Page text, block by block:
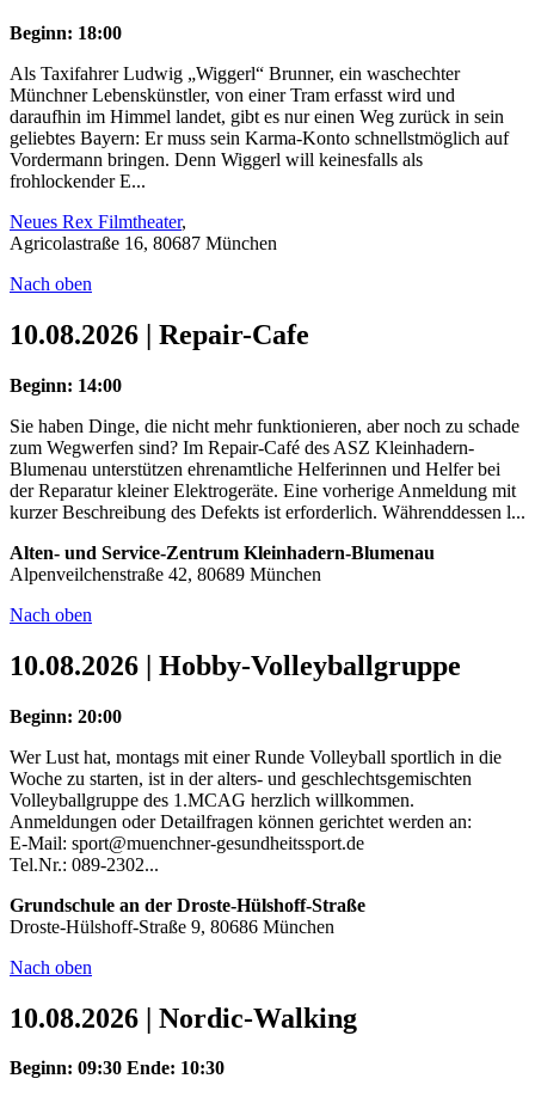
Beginn: 18:00
Als Taxifahrer Ludwig „Wiggerl“ Brunner, ein waschechter
Münchner Lebenskünstler, von einer Tram erfasst wird und
daraufhin im Himmel landet, gibt es nur einen Weg zurück in sein
geliebtes Bayern: Er muss sein Karma-Konto schnellstmöglich auf
Vordermann bringen. Denn Wiggerl will keinesfalls als
frohlockender E...
Neues Rex Filmtheater,
Agricolastraße 16, 80687 München
Nach oben
10.08.2026 | Repair-Cafe
Beginn: 14:00
Sie haben Dinge, die nicht mehr funktionieren, aber noch zu schade
zum Wegwerfen sind? Im Repair-Café des ASZ Kleinhadern-
Blumenau unterstützen ehrenamtliche Helferinnen und Helfer bei
der Reparatur kleiner Elektrogeräte. Eine vorherige Anmeldung mit
kurzer Beschreibung des Defekts ist erforderlich. Währenddessen l...
Alten- und Service-Zentrum Kleinhadern-Blumenau
Alpenveilchenstraße 42, 80689 München
Nach oben
10.08.2026 | Hobby-Volleyballgruppe
Beginn: 20:00
Wer Lust hat, montags mit einer Runde Volleyball sportlich in die
Woche zu starten, ist in der alters- und geschlechtsgemischten
Volleyballgruppe des 1.MCAG herzlich willkommen.
Anmeldungen oder Detailfragen können gerichtet werden an:
E-Mail: sport@muenchner-gesundheitssport.de
Tel.Nr.: 089-2302...
Grundschule an der Droste-Hülshoff-Straße
Droste-Hülshoff-Straße 9, 80686 München
Nach oben
10.08.2026 | Nordic-Walking
Beginn: 09:30 Ende: 10:30